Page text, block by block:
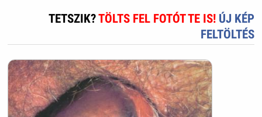
TETSZIK?TÖLTS FEL FOTÓT TE IS! ÚJ KÉP
FELTÖLTÉS